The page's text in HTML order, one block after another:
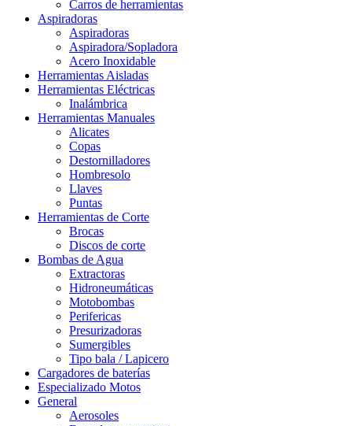
Carros de herramientas
Aspiradoras
Aspiradoras
Aspiradora/Sopladora
Acero Inoxidable
Herramientas Aisladas
Herramientas Eléctricas
Inalámbrica
Herramientas Manuales
Alicates
Copas
Destornilladores
Hombresolo
Llaves
Puntas
Herramientas de Corte
Brocas
Discos de corte
Bombas de Agua
Extractoras
Hidroneumáticas
Motobombas
Perifericas
Presurizadoras
Sumergibles
Tipo bala / Lapicero
Cargadores de baterías
Especializado Motos
General
Aerosoles